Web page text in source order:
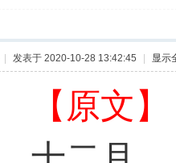
| 发表于 2020-10-28 13:42:45 | 显示
【原文】